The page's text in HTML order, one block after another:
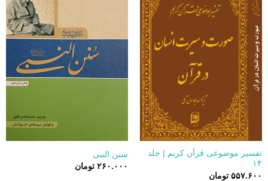
تفسیر موضوعی قرآن کریم | جلد
۱۴
۵۵۷.۶۰۰ تومان
سنن النبی
۲۶۰.۰۰۰ تومان